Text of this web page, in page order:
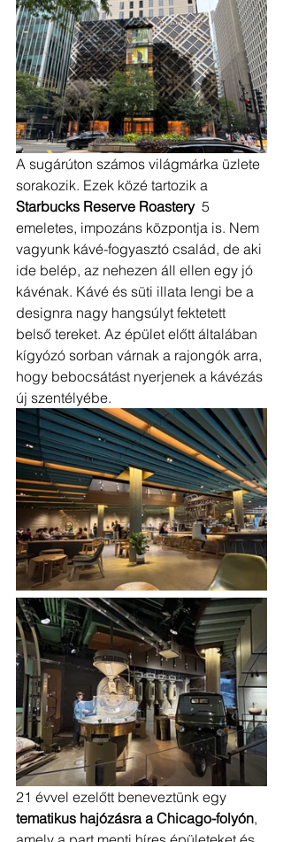
A sugárúton számos világmárka üzlete
sorakozik. Ezek közé tartozik a
Starbucks Reserve Roastery 5
emeletes, impozáns központja is. Nem
vagyunk kávé-fogyasztó család, de aki
ide belép, az nehezen áll ellen egy jó
kávénak. Kávé és süti illata lengi be a
designra nagy hangsúlyt fektetett
belső tereket. Az épület előtt általában
kígyózó sorban várnak a rajongók arra,
hogy bebocsátást nyerjenek a kávézás
új szentélyébe.
21 évvel ezelőtt beneveztünk egy
tematikus hajózásra a Chicago-folyón,